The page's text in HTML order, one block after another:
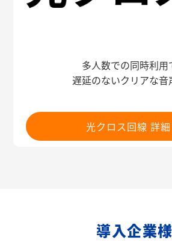
多人数での同時利用
遅延のないクリアな音
光クロス回線 詳細
導入企業様